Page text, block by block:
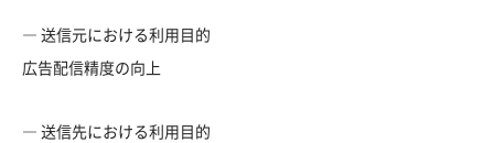
― 送信元における利用目的
広告配信精度の向上
― 送信先における利用目的